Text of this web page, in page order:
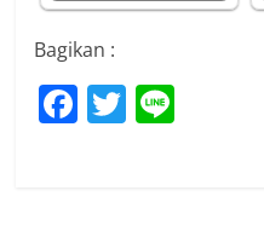
Bagikan :
F T